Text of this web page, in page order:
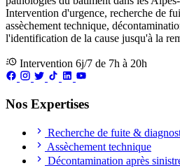
Intervention d'urgence, recherche de
assèchement technique,
l'identification de la cause jusqu'à la
Intervention 6j/7 de 7h à 20h
Nos Expertises
Recherche de fuite &
Assèchement technique
Décontamination après